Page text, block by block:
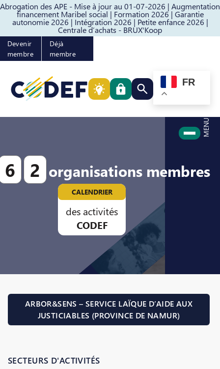
Abrogation des APE - Mise à jour au 01-07-2026 | Augmentation
financement Maribel social | Formation 2026 | Garantie
autonomie 2026 | Intégration 2026 | Petite enfance 2026 |
Centrale d’achats - BRUX'Koop
Passer au contenuPasser au pied de page
Devenir
membre
Déjà
membre
Rechercher quelque
FR
MENU
6 2 organisations membres
CALENDRIER
des activités
CODEF
ARBOR&SENS – SERVICE LAÏQUE D’AIDE AUX
JUSTICIABLES (PROVINCE DE NAMUR)
SECTEURS D'ACTIVITÉS